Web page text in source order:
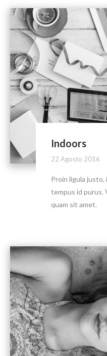
Indoors
22 Agosto 2016
Proin ligula justo,
tempus id purus.
quam sit amet.